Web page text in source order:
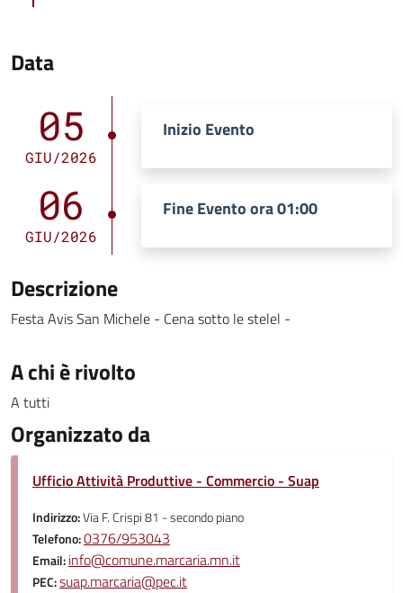
Data
05
GIU/2026
Inizio Evento
06
GIU/2026
Fine Evento ora 01:00
Descrizione
Festa Avis San Michele - Cena sotto le stelel -
A chi è rivolto
A tutti
Organizzato da
Ufficio Attività Produttive - Commercio - Suap
Indirizzo:Via F. Crispi 81 - secondo piano
Telefono:0376/953043
Email:info@comune.marcaria.mn.it
PEC:suap.marcaria@pec.it